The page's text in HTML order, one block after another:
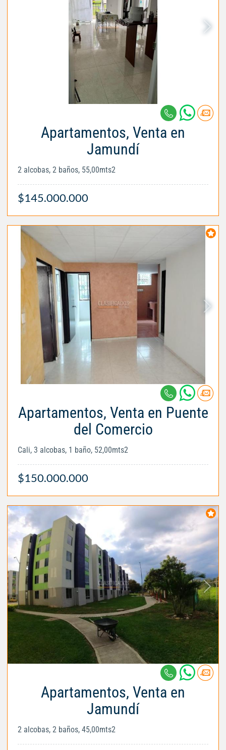
Apartamentos, Venta en
Jamundí
2 alcobas, 2 baños, 55,00mts2
$145.000.000
Apartamentos, Venta en Puente
del Comercio
Cali, 3 alcobas, 1 baño, 52,00mts2
$150.000.000
Apartamentos, Venta en
Jamundí
2 alcobas, 2 baños, 45,00mts2